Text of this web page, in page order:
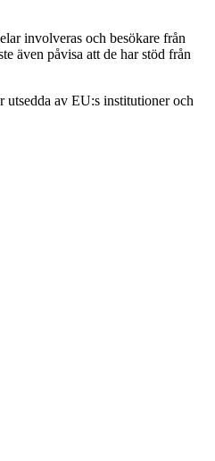
involveras och besökare från
även påvisa att de har stöd från
utsedda av EU:s institutioner och